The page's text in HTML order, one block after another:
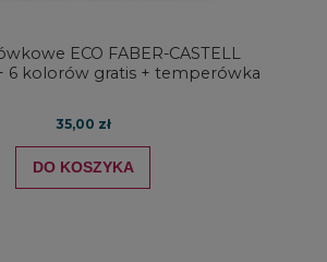
ECO FABER-CASTELL
6 kolorów gratis + temperówka
35,00 zł
DO KOSZYKA